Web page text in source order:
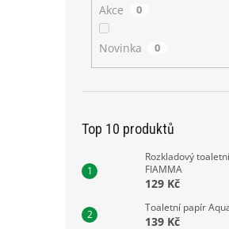
Akce 0
Novinka 0
Top 10 produktů
Rozkladový
FIAMMA
129 Kč
Toaletní papír
139 Kč